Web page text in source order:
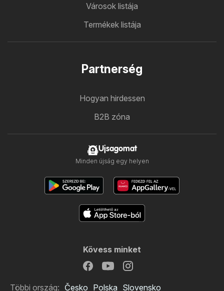
Városok listája
Termékek listája
Partnerség
Hogyan hirdessen
B2B zóna
Ujsagomat
Minden újság egy helyen
Kövess minket
Többi ország: Česko Polska Slovensko